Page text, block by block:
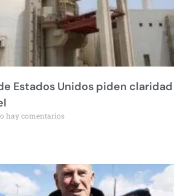
Estados Unidos piden claridad
hay comentarios